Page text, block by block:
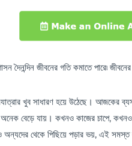
দৈনন্দিন জীবনের গতি কমাতে পারে৷
খুব সাধারণ হয়ে উঠেছে। আজকের
বেড়ে যায়। কখনও কাজের চাপে,
অন্যদের থেকে পিছিয়ে পড়ার ভয়, এই